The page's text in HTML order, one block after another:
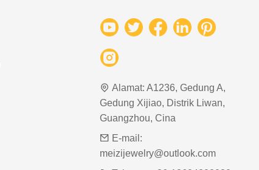
Alamat: A1236, Gedung A,
Gedung Xijiao, Distrik Liwan,
Guangzhou, Cina
E-mail:
meizijewelry@outlook.com